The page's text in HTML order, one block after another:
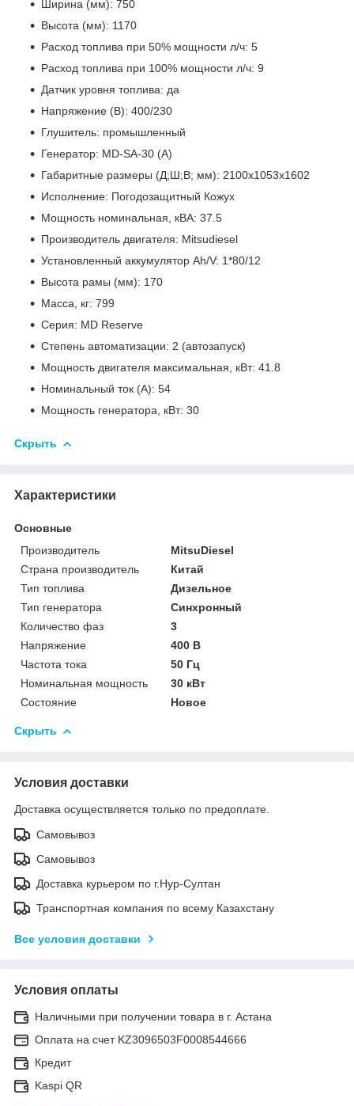
Ширина (мм): 750
Высота (мм): 1170
Расход топлива при 50% мощности л/ч: 5
Расход топлива при 100% мощности л/ч: 9
Датчик уровня топлива: да
Напряжение (В): 400/230
Глушитель: промышленный
Генератор: MD-SA-30 (A)
Габаритные размеры (Д;Ш;В; мм): 2100х1053х1602
Исполнение: Погодозащитный Кожух
Мощность номинальная, кВА: 37.5
Производитель двигателя: Mitsudiesel
Установленный аккумулятор Ah/V: 1*80/12
Высота рамы (мм): 170
Масса, кг: 799
Серия: MD Reserve
Степень автоматизации: 2 (автозапуск)
Мощность двигателя максимальная, кВт: 41.8
Номинальный ток (А): 54
Мощность генератора, кВт: 30
Скрыть
Характеристики
Основные
Производитель
MitsuDiesel
Страна производитель
Китай
Тип топлива
Дизельное
Тип генератора
Синхронный
Количество фаз
3
Напряжение
400 В
Частота тока
50 Гц
Номинальная мощность
30 кВт
Состояние
Новое
Скрыть
Условия доставки
Доставка осуществляется только по предоплате.
Самовывоз
Самовывоз
Доставка курьером по г.Нур-Султан
Транспортная компания по всему Казахстану
Все условия доставки
Условия оплаты
Наличными при получении товара в г. Астана
Оплата на счет KZ3096503F0008544666
Кредит
Kaspi QR